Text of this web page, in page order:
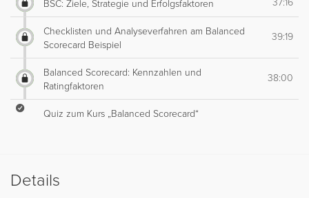
BSC: Ziele, Strategie und Erfolgsfaktoren
Checklisten und Analyseverfahren am Balanced
Scorecard Beispiel
39:19
Balanced Scorecard: Kennzahlen und
Ratingfaktoren
38:00
Quiz zum Kurs „Balanced Scorecard“
Details